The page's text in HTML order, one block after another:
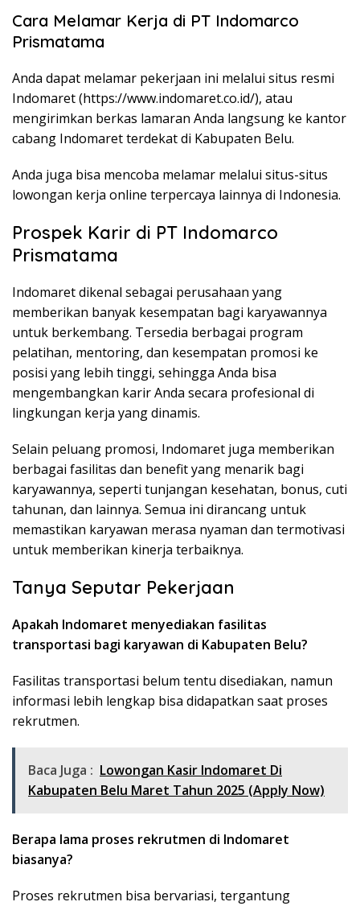
Cara Melamar Kerja di PT Indomarco
Prismatama
Anda dapat melamar pekerjaan ini melalui situs resmi
Indomaret (https://www.indomaret.co.id/), atau
mengirimkan berkas lamaran Anda langsung ke kantor
cabang Indomaret terdekat di Kabupaten Belu.
Anda juga bisa mencoba melamar melalui situs-situs
lowongan kerja online terpercaya lainnya di Indonesia.
Prospek Karir di PT Indomarco
Prismatama
Indomaret dikenal sebagai perusahaan yang
memberikan banyak kesempatan bagi karyawannya
untuk berkembang. Tersedia berbagai program
pelatihan, mentoring, dan kesempatan promosi ke
posisi yang lebih tinggi, sehingga Anda bisa
mengembangkan karir Anda secara profesional di
lingkungan kerja yang dinamis.
Selain peluang promosi, Indomaret juga memberikan
berbagai fasilitas dan benefit yang menarik bagi
karyawannya, seperti tunjangan kesehatan, bonus, cuti
tahunan, dan lainnya. Semua ini dirancang untuk
memastikan karyawan merasa nyaman dan termotivasi
untuk memberikan kinerja terbaiknya.
Tanya Seputar Pekerjaan
Apakah Indomaret menyediakan fasilitas
transportasi bagi karyawan di Kabupaten Belu?
Fasilitas transportasi belum tentu disediakan, namun
informasi lebih lengkap bisa didapatkan saat proses
rekrutmen.
Baca Juga : Lowongan Kasir Indomaret Di
Kabupaten Belu Maret Tahun 2025 (Apply Now)
Berapa lama proses rekrutmen di Indomaret
biasanya?
Proses rekrutmen bisa bervariasi, tergantung